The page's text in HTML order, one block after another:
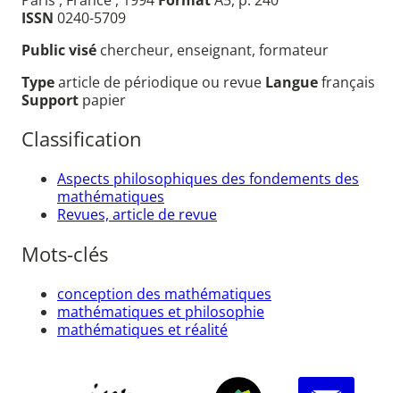
ISSN 0240-5709
Public visé chercheur, enseignant, formateur
Typearticle de périodique ou revue Languefrançais
Support papier
Classification
Aspects philosophiques des fondements des
mathématiques
Revues, article de revue
Mots-clés
conception des mathématiques
mathématiques et philosophie
mathématiques et réalité